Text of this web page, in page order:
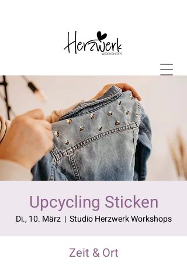
Upcycling Sticken
Di., 10. März
  |
Studio Herzwerk Workshops
Zeit & Ort